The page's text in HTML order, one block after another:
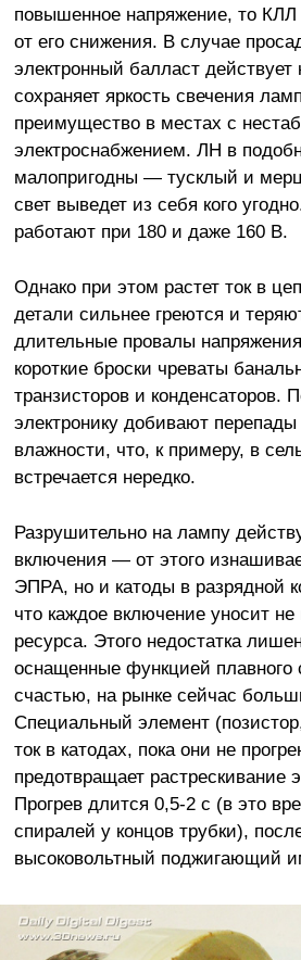
повышенное напряжение, то
от его снижения. В случае
электронный балласт действует
сохраняет яркость свечения
преимущество в местах с
электроснабжением. ЛН в
малопригодны — тусклый и
свет выведет из себя кого
работают при 180 и даже 160 В.
Однако при этом растет ток в
детали сильнее греются и
длительные провалы
короткие броски чреваты
транзисторов и конденсаторов.
электронику добивают
влажности, что, к примеру, в
встречается нередко.
Разрушительно на лампу
включения — от этого
ЭПРА, но и катоды в разрядной
что каждое включение уносит
ресурса. Этого недостатка
оснащенные функцией плавного
счастью, на рынке сейчас
Специальный элемент
ток в катодах, пока они не
предотвращает растрескивание
Прогрев длится 0,5-2 с (в это
спиралей у концов трубки),
высоковольтный поджигающий